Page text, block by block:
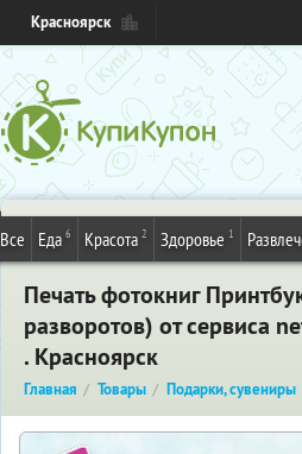
Красноярск
Все Еда 6 Красота 2 Здоровье 1
Печать фотокниг
разворотов) от сервиса
. Красноярск
Главная Товары Подарки, сувениры